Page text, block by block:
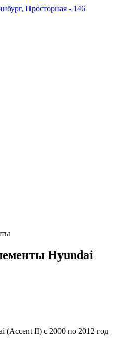
Просторная - 146
Hyundai
(Accent II) с 2000 по 2012 год